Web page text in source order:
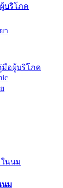
บริโภค
า
อผู้บริโภค
นม